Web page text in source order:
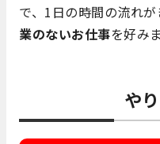
で、1日の時間の流れが
業のないお仕事を好み
や